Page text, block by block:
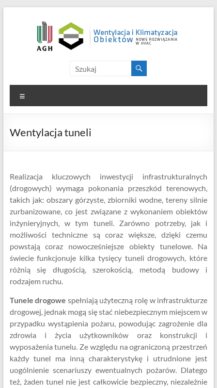
Aerologia Górnicza i
Wentylacja Przemysłowa
Kolejna witryna oparta na WordPressie
Wentylacja tuneli
Realizacja kluczowych inwestycji infrastrukturalnych
(drogowych) wymaga pokonania przeszkód terenowych,
takich jak: obszary górzyste, zbiorniki wodne, tereny silnie
zurbanizowane, co jest związane z wykonaniem obiektów
inżynieryjnych, w tym tuneli. Zarówno potrzeby, jak i
możliwości techniczne są coraz większe, dzięki czemu
powstają coraz nowocześniejsze obiekty tunelowe. Na
świecie funkcjonuje kilka tysięcy tuneli drogowych, które
różnią się długością, szerokością, metodą budowy i
rodzajem ruchu.
Tunele drogowe spełniają użyteczną rolę w infrastrukturze
drogowej, jednak mogą się stać niebezpiecznym miejscem w
przypadku wystąpienia pożaru, powodując zagrożenie dla
zdrowia i życia użytkowników oraz konstrukcji i
wyposażenia tunelu. Ze względu na ograniczoną przestrzeń
każdy tunel ma inną charakterystykę i utrudnione jest
uogólnienie scenariuszy ewentualnych pożarów. Dlatego
też, żaden tunel nie jest całkowicie bezpieczny, niezależnie